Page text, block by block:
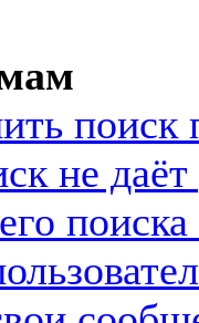
не даёт